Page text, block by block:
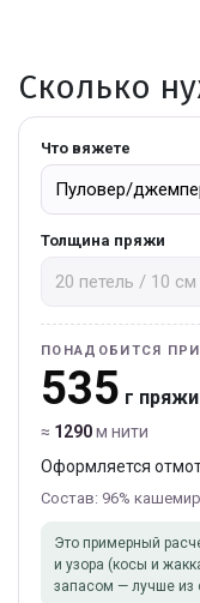
Сколько
Что вяжете
Толщина пряжи
ПОНАДОБИТСЯ
535 г пряжи
≈ 1290м нити
Оформляется
Состав: 96%
Это примерный
и узора (косы и
запасом — лучше из